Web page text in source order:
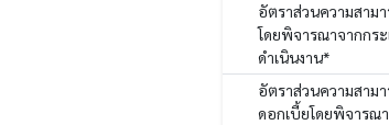
อัตราส่วนความสาม
โดยพิจารณาจากกร
ดำเนินงาน*
อัตราส่วนความสาม
ดอกเบี้ยโดยพิจารณ